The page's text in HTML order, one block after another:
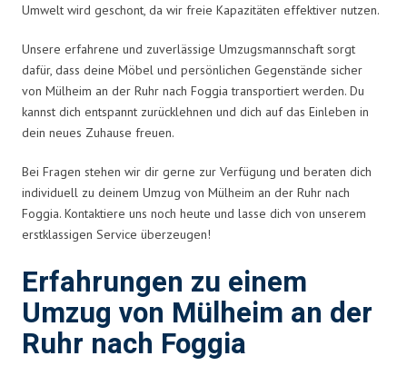
Umwelt wird geschont, da wir freie Kapazitäten effektiver nutzen.
Unsere erfahrene und zuverlässige Umzugsmannschaft sorgt
dafür, dass deine Möbel und persönlichen Gegenstände sicher
von Mülheim an der Ruhr nach Foggia transportiert werden. Du
kannst dich entspannt zurücklehnen und dich auf das Einleben in
dein neues Zuhause freuen.
Bei Fragen stehen wir dir gerne zur Verfügung und beraten dich
individuell zu deinem Umzug von Mülheim an der Ruhr nach
Foggia. Kontaktiere uns noch heute und lasse dich von unserem
erstklassigen Service überzeugen!
Erfahrungen zu einem
Umzug von Mülheim an der
Ruhr nach Foggia